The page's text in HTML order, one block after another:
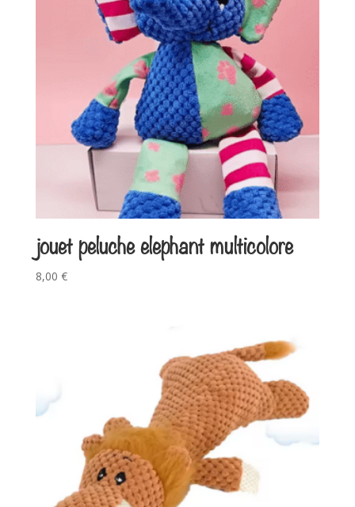
jouet peluche elephant multicolore
8,00 €